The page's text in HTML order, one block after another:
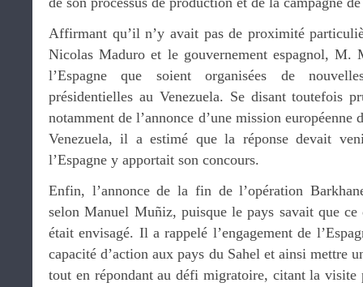
Affirmant qu’il n’y avait pas de proximité
Nicolas Maduro et le gouvernement espagnol, M.
l’Espagne que soient organisées de
présidentielles au Venezuela. Se disant toutefois
notamment de l’annonce d’une mission européenne
Venezuela, il a estimé que la réponse devait
l’Espagne y apportait son concours.
Enfin, l’annonce de la fin de l’opération
selon Manuel Muñiz, puisque le pays savait que ce
était envisagé. Il a rappelé l’engagement de
capacité d’action aux pays du Sahel et ainsi mettre
tout en répondant au défi migratoire, citant la visite